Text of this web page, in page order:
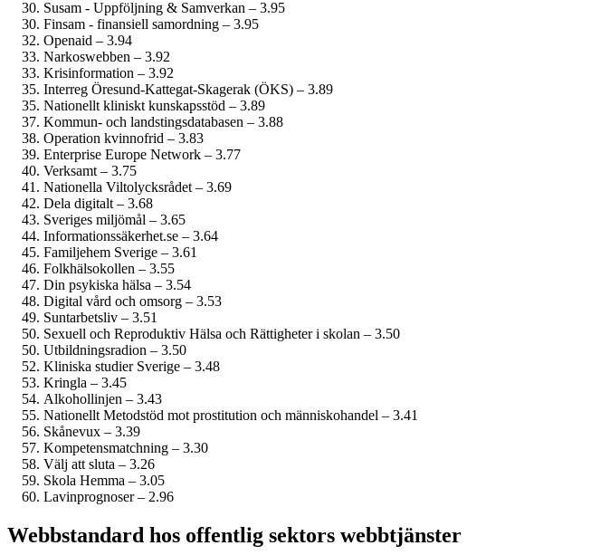
Susam - Uppföljning & Samverkan – 3.95
Finsam - finansiell samordning – 3.95
Openaid – 3.94
Narkoswebben – 3.92
Krisinformation – 3.92
Interreg Öresund-Kattegat-Skagerak (ÖKS) – 3.89
Nationellt kliniskt kunskapsstöd – 3.89
Kommun- och landstings­databasen – 3.88
Operation kvinnofrid – 3.83
Enterprise Europe Network – 3.77
Verksamt – 3.75
Nationella Viltolycksrådet – 3.69
Dela digitalt – 3.68
Sveriges miljömål – 3.65
Informationssäkerhet.se – 3.64
Familjehem Sverige – 3.61
Folkhälsokollen – 3.55
Din psykiska hälsa – 3.54
Digital vård och omsorg – 3.53
Suntarbetsliv – 3.51
Sexuell och Reproduktiv Hälsa och Rättigheter i skolan – 3.50
Utbildningsradion – 3.50
Kliniska studier Sverige – 3.48
Kringla – 3.45
Alkohollinjen – 3.43
Nationellt Metodstöd mot prostitution och människohandel – 3.41
Skånevux – 3.39
Kompetensmatchning – 3.30
Välj att sluta – 3.26
Skola Hemma – 3.05
Lavinprognoser – 2.96
Webbstandard hos offentlig sektors webbtjänster